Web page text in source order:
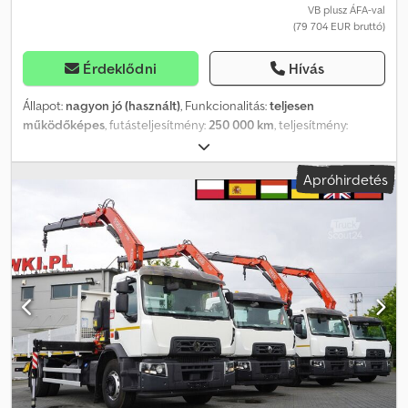
VB plusz ÁFA-val
(79 704 EUR bruttó)
Érdeklődni Hívás
Állapot: nagyon jó (használt), Funkcionalitás:teljesen
működőképes, futásteljesítmény:250 000 km, teljesítmény:
, üzemanyagtípus:
kg, maximális teherbírás:8 030 kg, össztömeg:19 000 kg,
fehér, vezetőfülke:nappali fülke,
automata , kibocsátási osztály:Euro 6, raktér hossza:
6 200 mm, rakodótér szélesség:
mm, Gyártási év:2020, Felszereltség:
differenciálzár, légkondicionálás, tempomat
8 / FASSI daru F135a.22 / hatótáv 8 m / Platós 15 EPAL 2019/2020
Futott 250 ezer km Műszaki adatok Össztömeg 19000 kg Súlya
10970 kg Hasznos teher 8030 kg Teljesítmény 280 LE A motor
űrtartalma 7698 cm3 Euro 6 AdBlue Tengelytáv 525 cm Daru Fassi
F135a.22 Hatótáv 8 m 5580 kg teherbírás Távirányító Rotátor
Regnault Plató Hossza 620 cm szélessége 246 cm Oldal
magassága 60 cm 15 EPAL kapacitás Napi fülke Chedozrw Sfopfx
Apróhirdetés